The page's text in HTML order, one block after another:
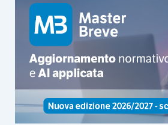
demoltiplicatore
. In base a
titolare effettivo nella società
anche se detenesse il mero
Delta.
Allo stato attuale tutte
impostazioni sono accettabili.